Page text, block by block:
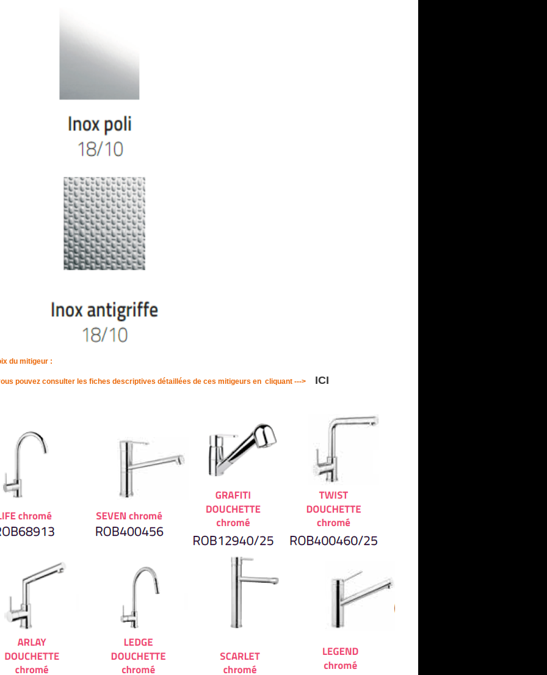
du mitigeur :
pouvez consulter les fiches descriptives détaillées de ces mitigeurs en cliquant ---> ICI